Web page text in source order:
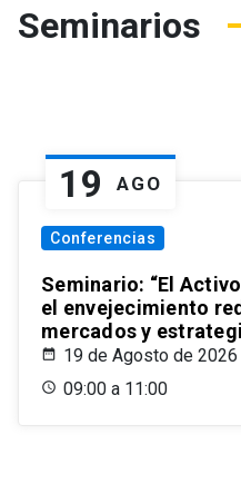
Seminarios
19 AGO
Conferencias
Seminario: “El
el envejecimiento
mercados y
19 de Agosto de 2026
09:00 a 11:00